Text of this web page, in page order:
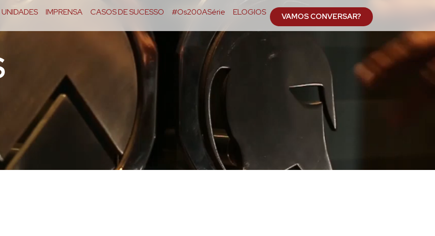
UNIDADES IMPRENSA CASOS DE SUCESSO #Os200ASérie ELOGIOS VAMOS CONVERSAR?